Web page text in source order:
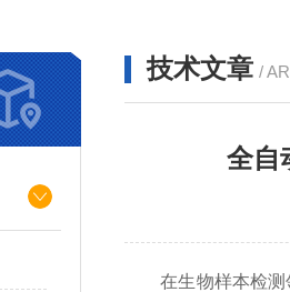
技术文章 /
全自
在生物样本检测领